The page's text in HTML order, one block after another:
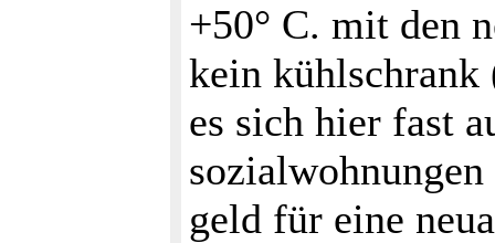
+50° C. mit den
kein kühlschrank
es sich hier fast
geld für eine